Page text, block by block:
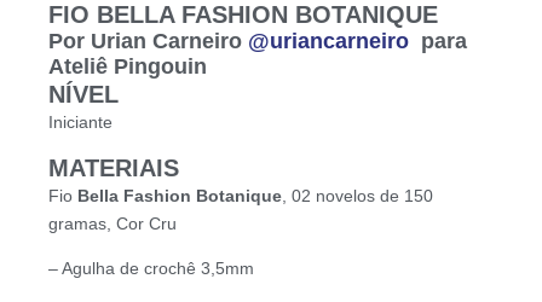
FIO BELLA FASHION BOTANIQUE
Por Urian Carneiro @uriancarneiro para
Ateliê Pingouin
NÍVEL
Iniciante
MATERIAIS
Fio Bella Fashion Botanique, 02 novelos de 150
gramas, Cor Cru
– Agulha de crochê 3,5mm